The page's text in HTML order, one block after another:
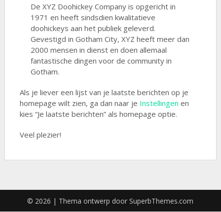
De XYZ Doohickey Company is opgericht in
1971 en heeft sindsdien kwalitatieve
doohickeys aan het publiek geleverd.
Gevestigd in Gotham City, XYZ heeft meer dan
2000 mensen in dienst en doen allemaal
fantastische dingen voor de community in
Gotham.
Als je liever een lijst van je laatste berichten op je
homepage wilt zien, ga dan naar je Instellingen en
kies “Je laatste berichten” als homepage optie.
Veel plezier!
© 2026 | Thema ontwerp doorSuperbThemes.com